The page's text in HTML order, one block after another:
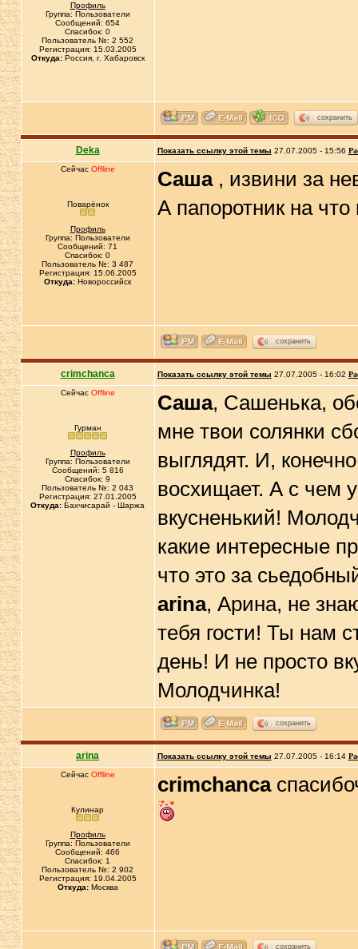
Профиль
Группа: Пользователи
Сообщений: 654
Спасибок: 0
Пользователь №: 2 552
Регистрация: 15.03.2005
Откуда:Россия, г. Хабаровск
сохранить
Deka Показать ссылку этой темы 27.07.2005 - 15:56
Сейчас Offline
Поварёнок
Профиль
Группа: Пользователи
Сообщений: 71
Спасибок: 0
Пользователь №: 3 487
Регистрация: 15.06.2005
Откуда: Новороссийск
Саша, извини за
А папоротник на
сохранить
crimchanca Показать ссылку этой темы 27.07.2005 - 16:02
Сейчас Offline
Гурман
Профиль
Группа: Пользователи
Сообщений: 5 816
Спасибок: 9
Пользователь №: 2 043
Регистрация: 27.01.2005
Откуда: Бахчисарай - Шаржа
Саша, Сашенька,
мне твои солянки
выглядят. И,
восхищает. А с чем
вкусненький!
какие интересные
что это за
arina, Арина, не
тебя гости! Ты нам
день! И не просто
Молодчинка!
сохранить
arina Показать ссылку этой темы 27.07.2005 - 16:14
Сейчас Offline
Кулинар
Профиль
Группа: Пользователи
Сообщений: 466
Спасибок: 1
Пользователь №: 2 902
Регистрация: 19.04.2005
Откуда:Москва
crimchanca
сохранить